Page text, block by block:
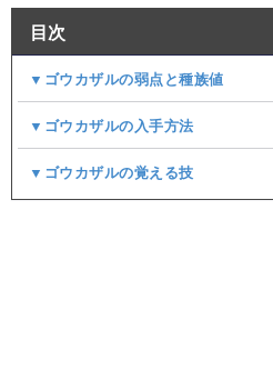
目次
▼ゴウカザルの弱点と種族値
▼ゴウカザルの入手方法
▼ゴウカザルの覚える技